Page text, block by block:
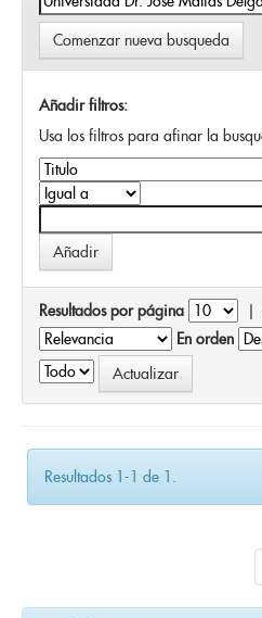
Comenzar nueva busqueda
Añadir filtros:
Usa los filtros para afinar la
Resultados por página |
En orden
Resultados 1-1 de 1.